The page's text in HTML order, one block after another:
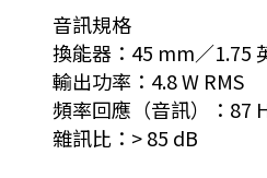
音訊規格
換能器：45 mm／1.75
輸出功率：4.8 W RMS
頻率回應（音訊）：87
雜訊比：> 85 dB